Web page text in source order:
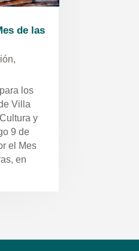
de las
,
los
Villa
y
9 de
el Mes
en